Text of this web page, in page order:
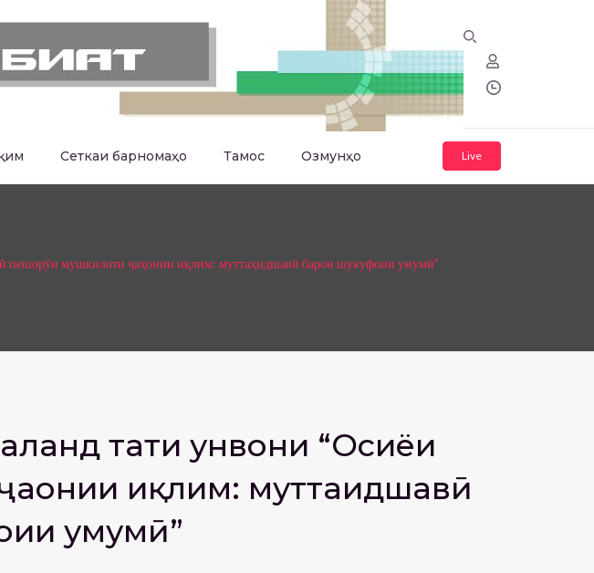
Сеткаи барномаҳо Тамос Озмунҳо Live
пешорӯи мушкилоти ҷаҳонии иқлим: муттаҳидшавӣ барои шукуфоии умумӣ”
таҳти унвони “Осиёи
иқлим: муттаҳидшавӣ
умумӣ”